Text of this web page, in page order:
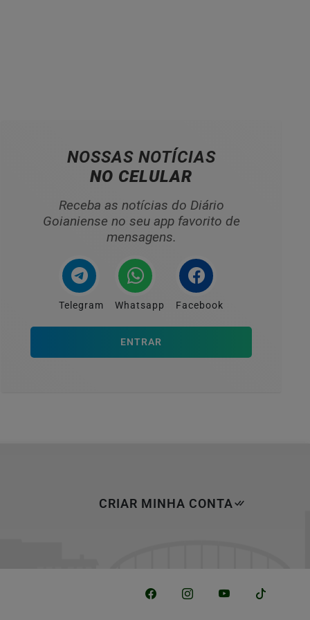
NOSSAS NOTÍCIAS
NO CELULAR
Receba as notícias do Diário
Goianiense no seu app favorito de
mensagens.
Telegram Whatsapp Facebook
ENTRAR
CRIAR MINHA CONTA